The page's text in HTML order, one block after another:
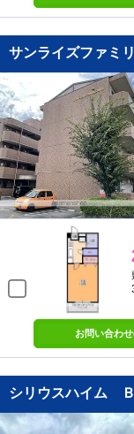
サンライズファミ
お問い合わ
シリウスハイム Ｂ